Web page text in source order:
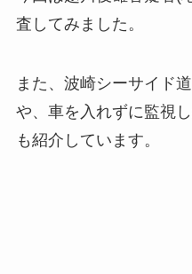
査してみました。
また、波崎シーサイド
や、車を入れずに監視
も紹介しています。